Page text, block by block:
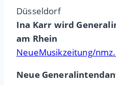
Düsseldorf
Ina Karr wird
am Rhein
NeueMusikzeitung/
Neue